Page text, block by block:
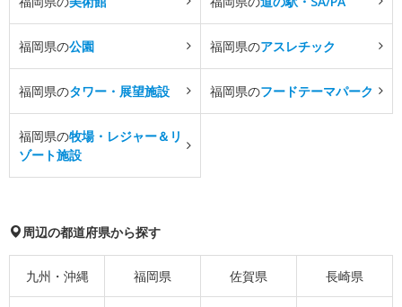
福岡県の公園 福岡県のアスレチック
福岡県のタワー・展望施設 福岡県のフードテーマパーク
福岡県の牧場・レジャー＆リ
ゾート施設
周辺の都道府県から探す
九州・沖縄 福岡県 佐賀県 長崎県